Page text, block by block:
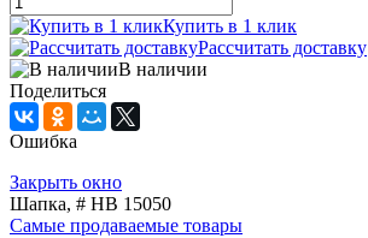
Купить в 1 клик
Рассчитать доставку
В наличии
Поделиться
Ошибка
Закрыть окно
Шапка, # HB 15050
Самые продаваемые товары